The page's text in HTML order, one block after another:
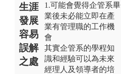
生涯
發展
容易
誤解
之處
1.可能會覺得企管系畢
業後未必能立即在產
業有管理職的工作機
會
其實企管系的學程知
識和經驗可以為未來
經理人及領導者的培